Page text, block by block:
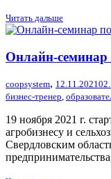
Читать дальше
Онлайн-семинар
coopsystem, 12.11.2021
бизнес-тренер,
19 ноября 2021 г.
агробизнесу и
Свердловским